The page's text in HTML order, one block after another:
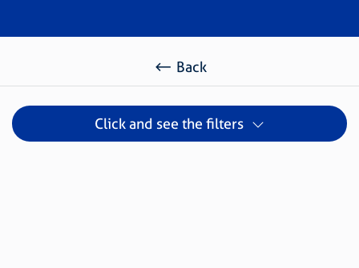
Back
Click and see the filters